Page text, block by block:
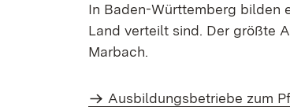
In Baden-Württemberg bilden
Land verteilt sind. Der größte
Marbach.
Ausbildungsbetriebe zum